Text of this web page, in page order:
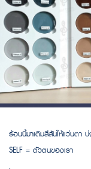
ร้อนนี้มาเติมสีสันให้แว่นตา
SELF = ตัวตนของเรา
.